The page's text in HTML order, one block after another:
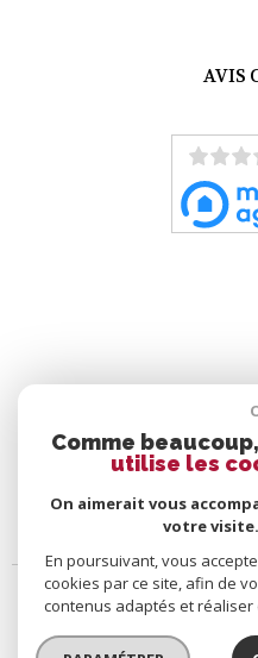
AVIS
© 2026 | Tous droits
Comme
utilise les
On aimerait vous
votre visite.
En poursuivant, vous
cookies par ce site, afin de
contenus adaptés et réaliser